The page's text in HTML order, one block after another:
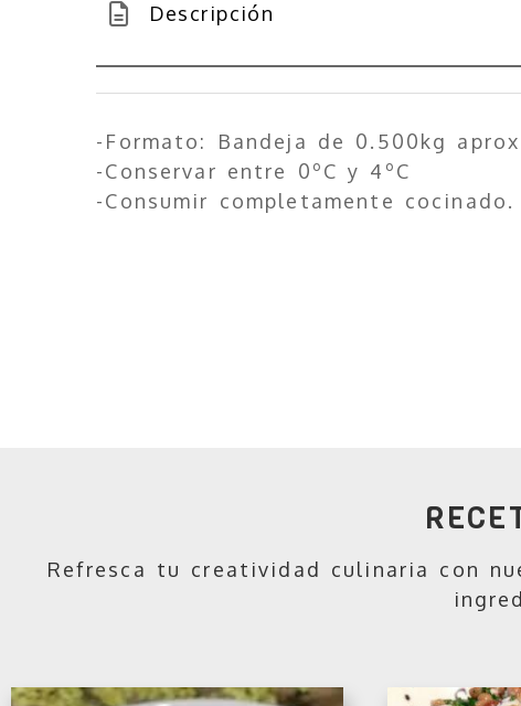
Descripción
-Formato: Bandeja de 0.500kg
-Conservar entre 0ºC y 4ºC
-Consumir completamente cocinado.
Refresca tu creatividad culinaria con